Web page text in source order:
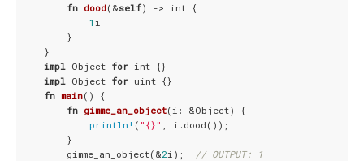
fn dood(&self) -> int {
1 i
        }
    }
impl Object for int {}
impl Object for uint {}
fn main() {
fn gimme_an_object(i: &Object) {
println! ( "{}"
, i.dood());
        }
        gimme_an_object(&
2i);
// OUTPUT: 1